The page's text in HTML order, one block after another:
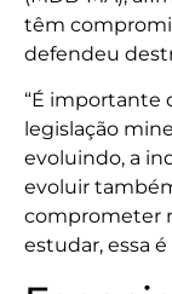
têm
defendeu
“É importante
legislação
evoluindo, a
evoluir
comprometer
estudar, essa